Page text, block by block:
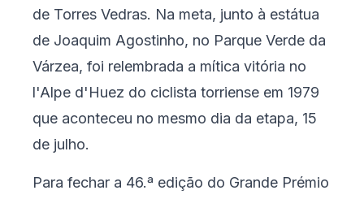
de Torres Vedras. Na meta, junto à estátua
de Joaquim Agostinho, no Parque Verde da
Várzea, foi relembrada a mítica vitória no
l'Alpe d'Huez do ciclista torriense em 1979
que aconteceu no mesmo dia da etapa, 15
de julho.
Para fechar a 46.ª edição do Grande Prémio